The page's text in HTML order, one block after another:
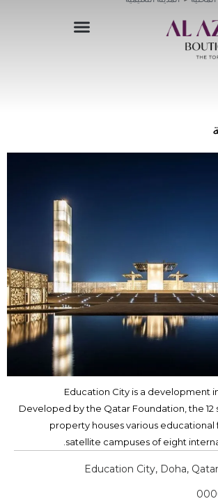
Education City is a development
Developed by the Qatar Foundation, the
property houses various educational
satellite campuses of eight
Education City, Doha,